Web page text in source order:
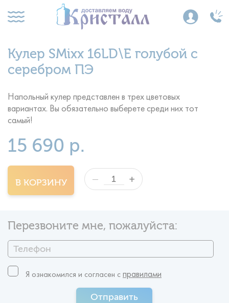
Кулер SMixx 16LD\E голубой с
серебром ПЭ
Напольный кулер представлен в трех цветовых
вариантах. Вы обязательно выберете среди них тот
самый!
15 690 р.
В КОРЗИНУ — +
Перезвоните мне, пожалуйста:
Отправить
Я ознакомился и согласен c